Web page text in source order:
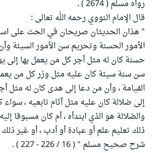
رواه مسلم ( 2674 ) ‏.‏
قال الإمام النووي رحمه الله تعالى :
" هذان الحديثان صريحان في الحث على
الأمور الحسنة وتحريم سن الأمور السيئة
حسنة كان له مثل أجر كل من يعمل بها إلى
سن سنة سيئة كان عليه مثل وزر كل من
القيامة ، وأن من دعا إلى هدى كان له مثل
إلى ضلالة كان عليه مثل آثام تابعيه ،
والضلالة هو الذي ابتدأه ، أم كان مسبوقا
ذلك تعليم علم أو عبادة أو أدب ، أو غير
شرح صحيح مسلم " ( 16 / 226 - 227 ) .